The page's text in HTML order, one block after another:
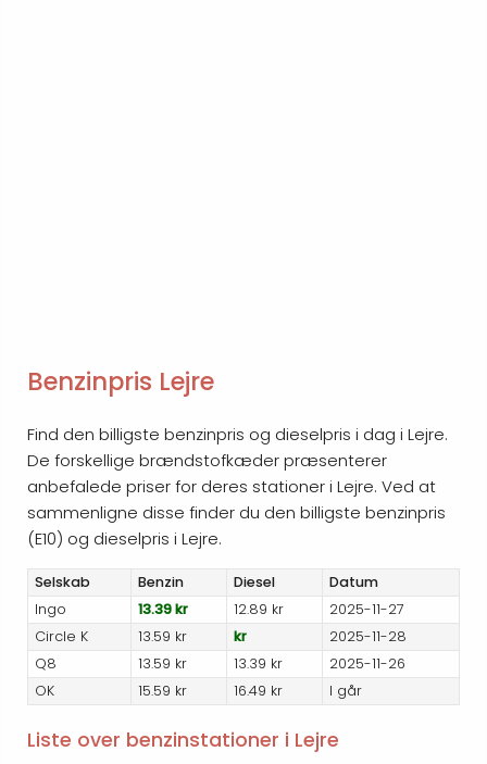
Benzinpris Lejre
Find den billigste benzinpris og dieselpris i dag i Lejre.
De forskellige brændstofkæder præsenterer
anbefalede priser for deres stationer i Lejre. Ved at
sammenligne disse finder du den billigste benzinpris
(E10) og dieselpris i Lejre.
Selskab Benzin Diesel
Datum
Ingo
13.39 kr 12.89 kr
2025-11-27
Circle K
13.59 kr kr
2025-11-28
Q8
13.59 kr 13.39 kr
2025-11-26
OK
15.59 kr 16.49 kr I går
Liste over benzinstationer i Lejre